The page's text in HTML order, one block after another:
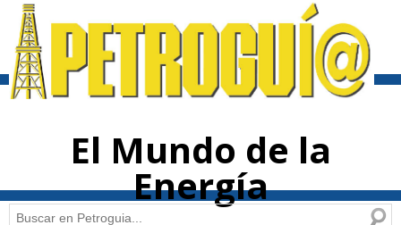
contenido
El Mundo de la
Energía
Buscar